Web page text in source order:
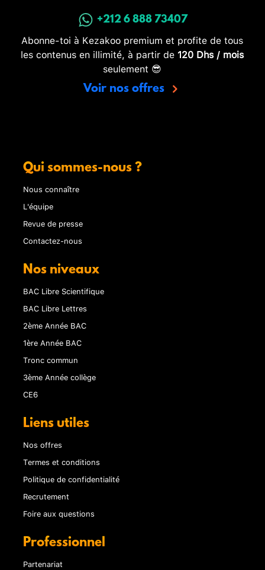
+212 6 888 73407
Abonne-toi à Kezakoo premium et profite de tous
les contenus en illimité, à partir de 120 Dhs / mois
seulement 😎
Voir nos offres
Qui sommes-nous ?
Nous connaître
L'équipe
Revue de presse
Contactez-nous
Nos niveaux
BAC Libre Scientifique
BAC Libre Lettres
2ème Année BAC
1ère Année BAC
Tronc commun
3ème Année collège
CE6
Liens utiles
Nos offres
Termes et conditions
Politique de confidentialité
Recrutement
Foire aux questions
Professionnel
Partenariat